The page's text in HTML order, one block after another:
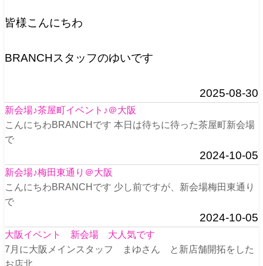
皆様こんにちわ
BRANCHスタッフのゆいです
2025-08-30
新会場♪茶屋町イベント♪＠大阪
こんにちわBRANCHです 本日は待ちに待った茶屋町新会場
で
2024-10-05
新会場♪梅田東通り＠大阪
こんにちわBRANCHです 少し前ですが、新会場梅田東通り
で
2024-10-05
大阪イベント 新会場 大人気です
7月に大阪メインスタッフ まゆさん と新店舗開拓をした
お店北